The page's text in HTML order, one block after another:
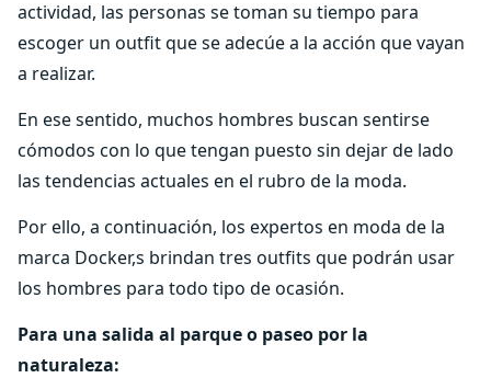
actividad, las personas se toman su tiempo para
escoger un outfit que se adecúe a la acción que vayan
a realizar.
En ese sentido, muchos hombres buscan sentirse
cómodos con lo que tengan puesto sin dejar de lado
las tendencias actuales en el rubro de la moda.
Por ello, a continuación, los expertos en moda de la
marca Docker,s brindan tres outfits que podrán usar
los hombres para todo tipo de ocasión.
Para una salida al parque o paseo por la
naturaleza: